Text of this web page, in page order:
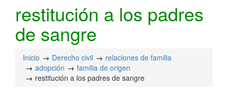
restitución a los padres
de sangre
Inicio Derecho civil
relaciones de familia
adopción
familia de origen
restitución a los padres de sangre